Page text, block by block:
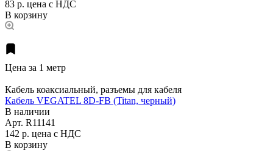
83 р. цена с НДС
В корзину
Цена за 1 метр
Кабель коаксиальный, разъемы для кабеля
Кабель VEGATEL 8D-FB (Titan, черный)
В наличии
Арт. R11141
142 р. цена с НДС
В корзину